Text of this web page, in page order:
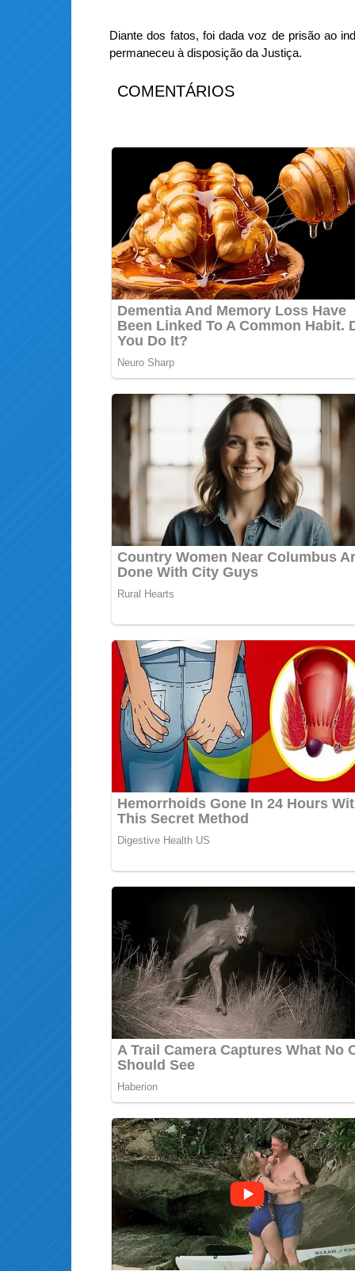
Diante dos fatos, foi dada voz de prisão ao
permaneceu à disposição da Justiça.
COMENTÁRIOS